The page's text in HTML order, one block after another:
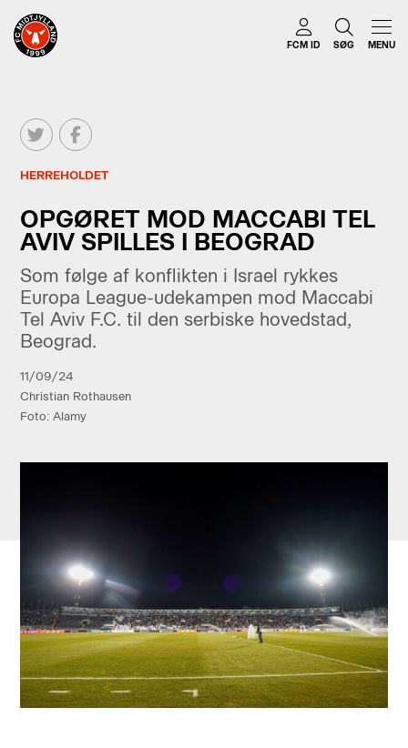
FCM ID SØG MENU
HERREHOLDET
OPGØRET MOD MACCABI TEL
AVIV SPILLES I BEOGRAD
Som følge af konflikten i Israel rykkes
Europa League-udekampen mod Maccabi
Tel Aviv F.C. til den serbiske hovedstad,
Beograd.
11/09/24
Christian Rothausen
Foto: Alamy